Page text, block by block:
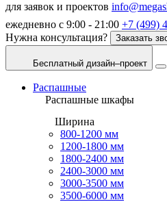
для заявок и проектов
ежедневно с 9:00 - 21:00 +7 (499)
Нужна консультация?
Заказать
Бесплатный дизайн–проект
Распашные
Распашные шкафы
Ширина
800-1200 мм
1200-1800 мм
1800-2400 мм
2400-3000 мм
3000-3500 мм
3500-6000 мм